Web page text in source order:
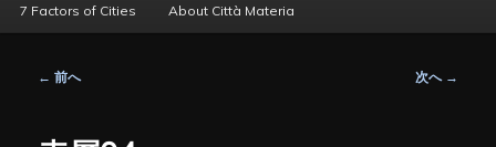
ー
7 Factors of Cities About Città Materia
ビ
← 前へ 次へ →